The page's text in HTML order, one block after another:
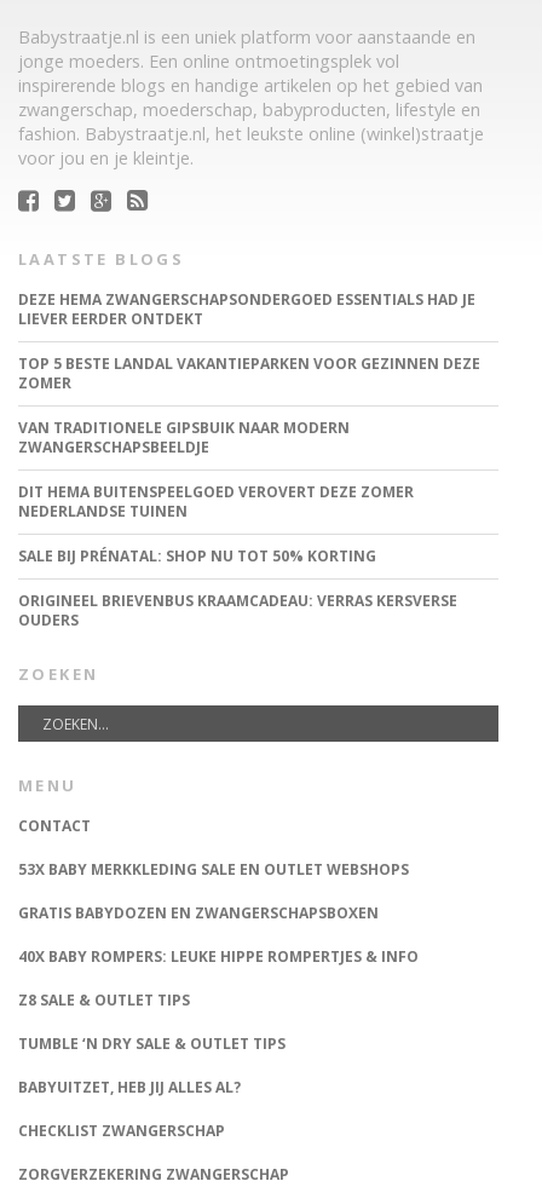
Babystraatje.nl is een uniek platform voor aanstaande en
jonge moeders. Een online ontmoetingsplek vol
inspirerende blogs en handige artikelen op het gebied van
zwangerschap, moederschap, babyproducten, lifestyle en
fashion. Babystraatje.nl, het leukste online (winkel)straatje
voor jou en je kleintje.
LAATSTE BLOGS
DEZE HEMA ZWANGERSCHAPSONDERGOED ESSENTIALS HAD JE
LIEVER EERDER ONTDEKT
TOP 5 BESTE LANDAL VAKANTIEPARKEN VOOR GEZINNEN DEZE
ZOMER
VAN TRADITIONELE GIPSBUIK NAAR MODERN
ZWANGERSCHAPSBEELDJE
DIT HEMA BUITENSPEELGOED VEROVERT DEZE ZOMER
NEDERLANDSE TUINEN
SALE BIJ PRÉNATAL: SHOP NU TOT 50% KORTING
ORIGINEEL BRIEVENBUS KRAAMCADEAU: VERRAS KERSVERSE
OUDERS
ZOEKEN
MENU
CONTACT
53X BABY MERKKLEDING SALE EN OUTLET WEBSHOPS
GRATIS BABYDOZEN EN ZWANGERSCHAPSBOXEN
40X BABY ROMPERS: LEUKE HIPPE ROMPERTJES & INFO
Z8 SALE & OUTLET TIPS
TUMBLE ‘N DRY SALE & OUTLET TIPS
BABYUITZET, HEB JIJ ALLES AL?
CHECKLIST ZWANGERSCHAP
ZORGVERZEKERING ZWANGERSCHAP